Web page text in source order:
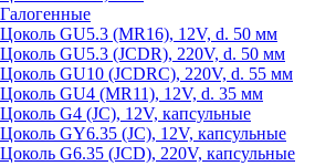
Галогенные
Цоколь GU5.3 (MR16), 12V, d. 50 мм
Цоколь GU5.3 (JCDR), 220V, d. 50 мм
Цоколь GU10 (JCDRC), 220V, d. 55 мм
Цоколь GU4 (MR11), 12V, d. 35 мм
Цоколь G4 (JC), 12V, капсульные
Цоколь GY6.35 (JC), 12V, капсульные
Цоколь G6.35 (JCD), 220V, капсульные